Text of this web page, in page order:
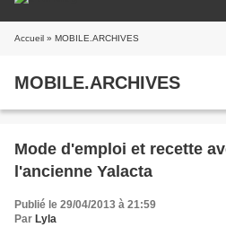
Accueil » MOBILE.ARCHIVES
MOBILE.ARCHIVES
Mode d'emploi et recette
l'ancienne Yalacta
Publié le 29/04/2013 à 21:59
Par Lyla